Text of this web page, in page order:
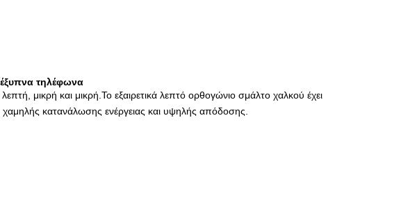
τηλέφωνα
μικρή και μικρή.Το εξαιρετικά λεπτό ορθογώνιο σμάλτο χαλκού έχει
χαμηλής κατανάλωσης ενέργειας και υψηλής απόδοσης.